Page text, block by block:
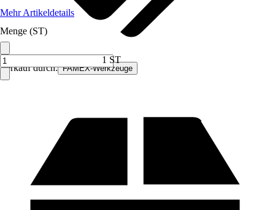
Verkauf durch: FAMEX-Werkzeuge
Mehr Artikeldetails
Menge (ST)
1 ST